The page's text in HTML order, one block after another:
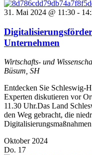
31. Mai 2024 @ 11:30 -
Unternehmen
Wirtschafts- und
Büsum, SH
Entdecken Sie Schleswig-
Experten diskutieren vor
11.30 Uhr.Das Land
den Weg gebracht, die
Oktober 2024
Do. 17